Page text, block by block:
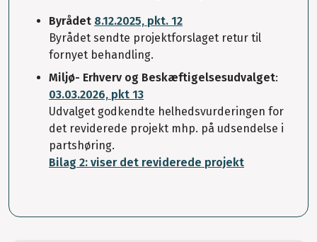
Byrådet 8.12.2025, pkt. 12
Byrådet sendte projektforslaget retur til
fornyet behandling.
Miljø- Erhverv og Beskæftigelsesudvalget:
03.03.2026, pkt 13
Udvalget godkendte helhedsvurderingen for
det reviderede projekt mhp. på udsendelse i
partshøring.
Bilag 2: viser det reviderede projekt